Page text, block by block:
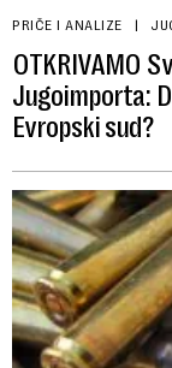
PRIČE I ANALIZE
OTKRIVAMO
Jugoimporta:
Evropski sud?